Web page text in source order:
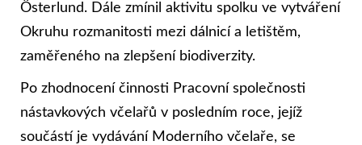
Österlund. Dále zmínil aktivitu spolku ve vytváření
Okruhu rozmanitosti mezi dálnicí a letištěm,
zaměřeného na zlepšení biodiverzity.
Po zhodnocení činnosti Pracovní společnosti
nástavkových včelařů v posledním roce, jejíž
součástí je vydávání Moderního včelaře, se